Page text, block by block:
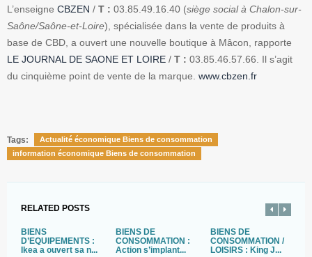
L’enseigne CBZEN / T : 03.85.49.16.40 (siège social à Chalon-sur-
Saône/Saône-et-Loire), spécialisée dans la vente de produits à
base de CBD, a ouvert une nouvelle boutique à Mâcon, rapporte
LE JOURNAL DE SAONE ET LOIRE / T : 03.85.46.57.66. Il s’agit
du cinquième point de vente de la marque. www.cbzen.fr
Tags:
Actualité économique Biens de consommation
information économique Biens de consommation
RELATED POSTS
BIENS
D’EQUIPEMENTS :
Ikea a ouvert sa n...
BIENS DE
CONSOMMATION :
Action s’implant...
BIENS DE
CONSOMMATION /
LOISIRS : King J...